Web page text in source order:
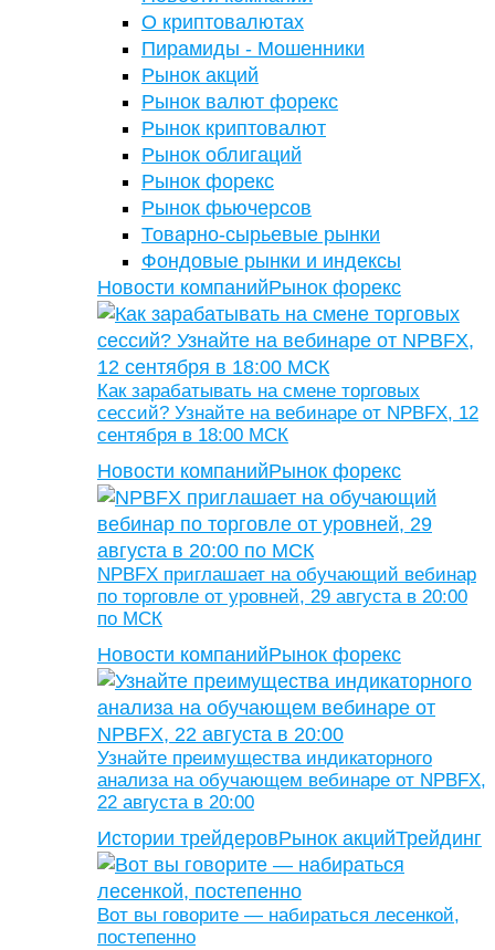
О криптовалютах
Пирамиды - Мошенники
Рынок акций
Рынок валют форекс
Рынок криптовалют
Рынок облигаций
Рынок форекс
Рынок фьючерсов
Товарно-сырьевые рынки
Фондовые рынки и индексы
Новости компанийРынок форекс
Как зарабатывать на смене торговых
сессий? Узнайте на вебинаре от NPBFX, 12
сентября в 18:00 МСК
Новости компанийРынок форекс
NPBFX приглашает на обучающий вебинар
по торговле от уровней, 29 августа в 20:00
по МСК
Новости компанийРынок форекс
Узнайте преимущества индикаторного
анализа на обучающем вебинаре от NPBFX,
22 августа в 20:00
Истории трейдеровРынок акцийТрейдинг
Вот вы говорите — набираться лесенкой,
постепенно